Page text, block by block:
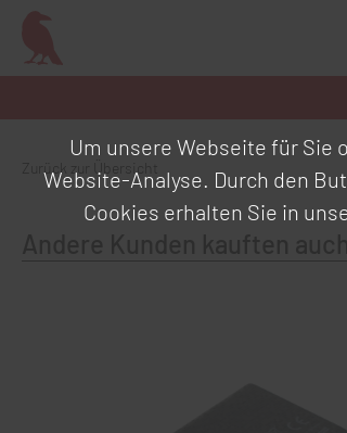
Andere Kunden kauften
Um unsere Webseite für Sie
Website-Analyse. Durch den
Cookies erhalten Sie in